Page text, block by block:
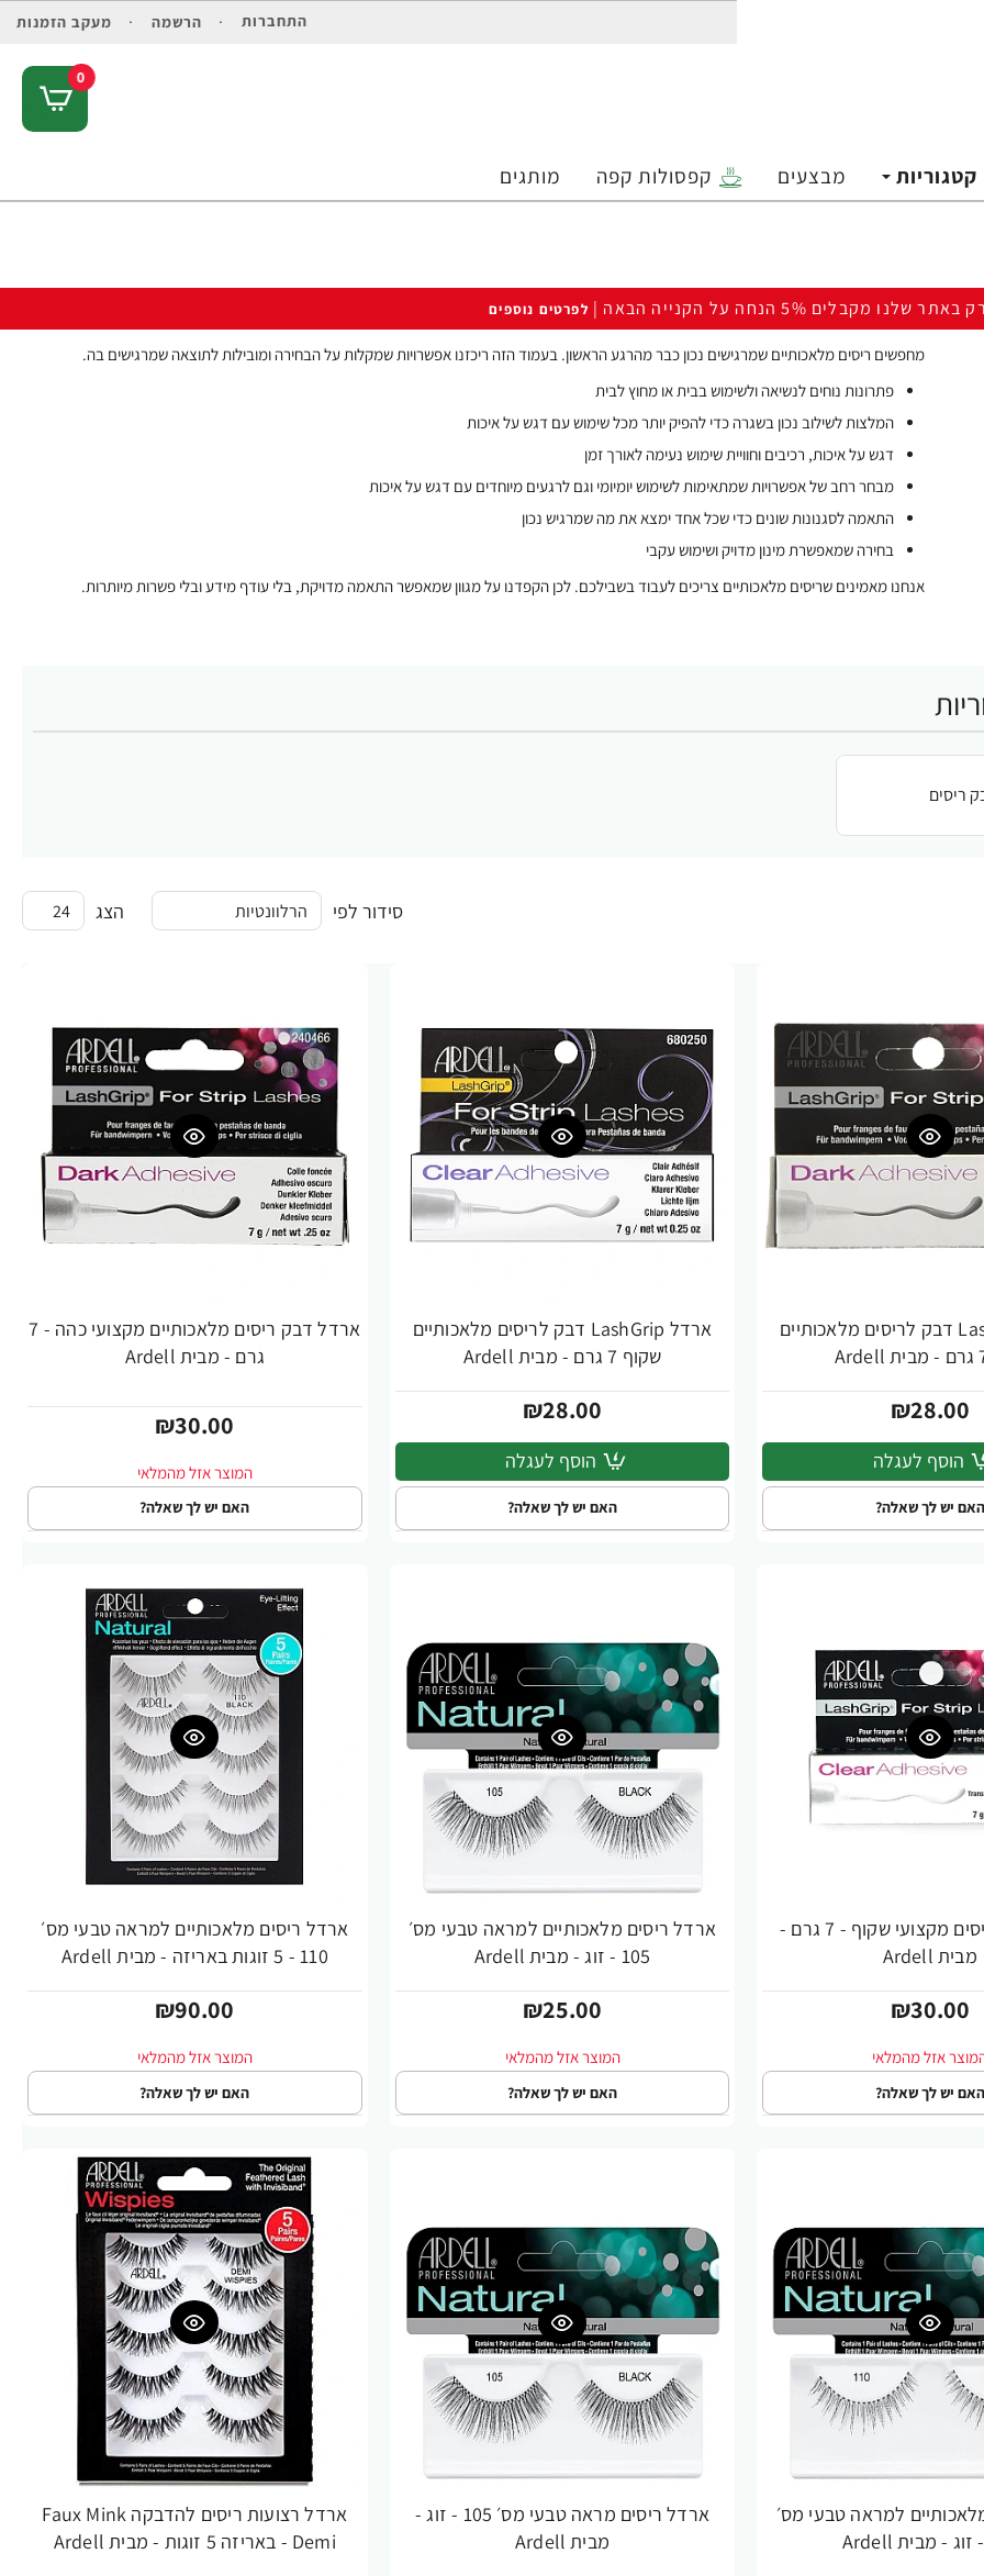
התחברות הרשמה מעקב הזמנות
0
קטגוריות מבצעים קפסולות קפה מותגים
באתר שלנו מקבלים 5% הנחה על הקנייה הבאה | לפרטים נוספים
מחפשים ריסים מלאכותיים שמרגישים נכון כבר מהרגע הראשון. בעמוד הזה ריכזנו אפשרויות שמקלות על הבחירה ומובילות לתוצאה שמרגישים בה.
פתרונות נוחים לנשיאה ולשימוש בבית או מחוץ לבית
המלצות לשילוב נכון בשגרה כדי להפיק יותר מכל שימוש עם דגש על איכות
דגש על איכות, רכיבים וחוויית שימוש נעימה לאורך זמן
מבחר רחב של אפשרויות שמתאימות לשימוש יומיומי וגם לרגעים מיוחדים עם דגש על איכות
התאמה לסגנונות שונים כדי שכל אחד ימצא את מה שמרגיש נכון
בחירה שמאפשרת מינון מדויק ושימוש עקבי
אנחנו מאמינים שריסים מלאכותיים צריכים לעבוד בשבילכם. לכן הקפדנו על מגוון שמאפשר התאמה מדויקת, בלי עודף מידע ובלי פשרות מיותרות.
ריסים
סידור לפי הצג
ארדל LashGrip דבק לריסים מלאכותיים
₪28.00
הוסף לעגלה
האם יש לך שאלה?
ארדל LashGrip דבק לריסים מלאכותיים
שקוף 7 גרם - מבית Ardell
₪28.00
הוסף לעגלה
האם יש לך שאלה?
ארדל דבק ריסים מלאכותיים מקצועי כהה - 7
גרם - מבית Ardell
₪30.00
האם יש לך שאלה?
ארדל דבק ריסים מקצועי שקוף - 7 גרם -
מבית Ardell
₪30.00
האם יש לך שאלה?
ארדל ריסים מלאכותיים למראה טבעי מס׳
105 - זוג - מבית Ardell
₪25.00
האם יש לך שאלה?
ארדל ריסים מלאכותיים למראה טבעי מס׳
110 - 5 זוגות באריזה - מבית Ardell
₪90.00
האם יש לך שאלה?
למראה טבעי מס׳
ארדל ריסים מראה טבעי מס׳ 105 - זוג -
מבית Ardell
ארדל רצועות ריסים להדבקה Faux Mink
Demi - באריזה 5 זוגות - מבית Ardell